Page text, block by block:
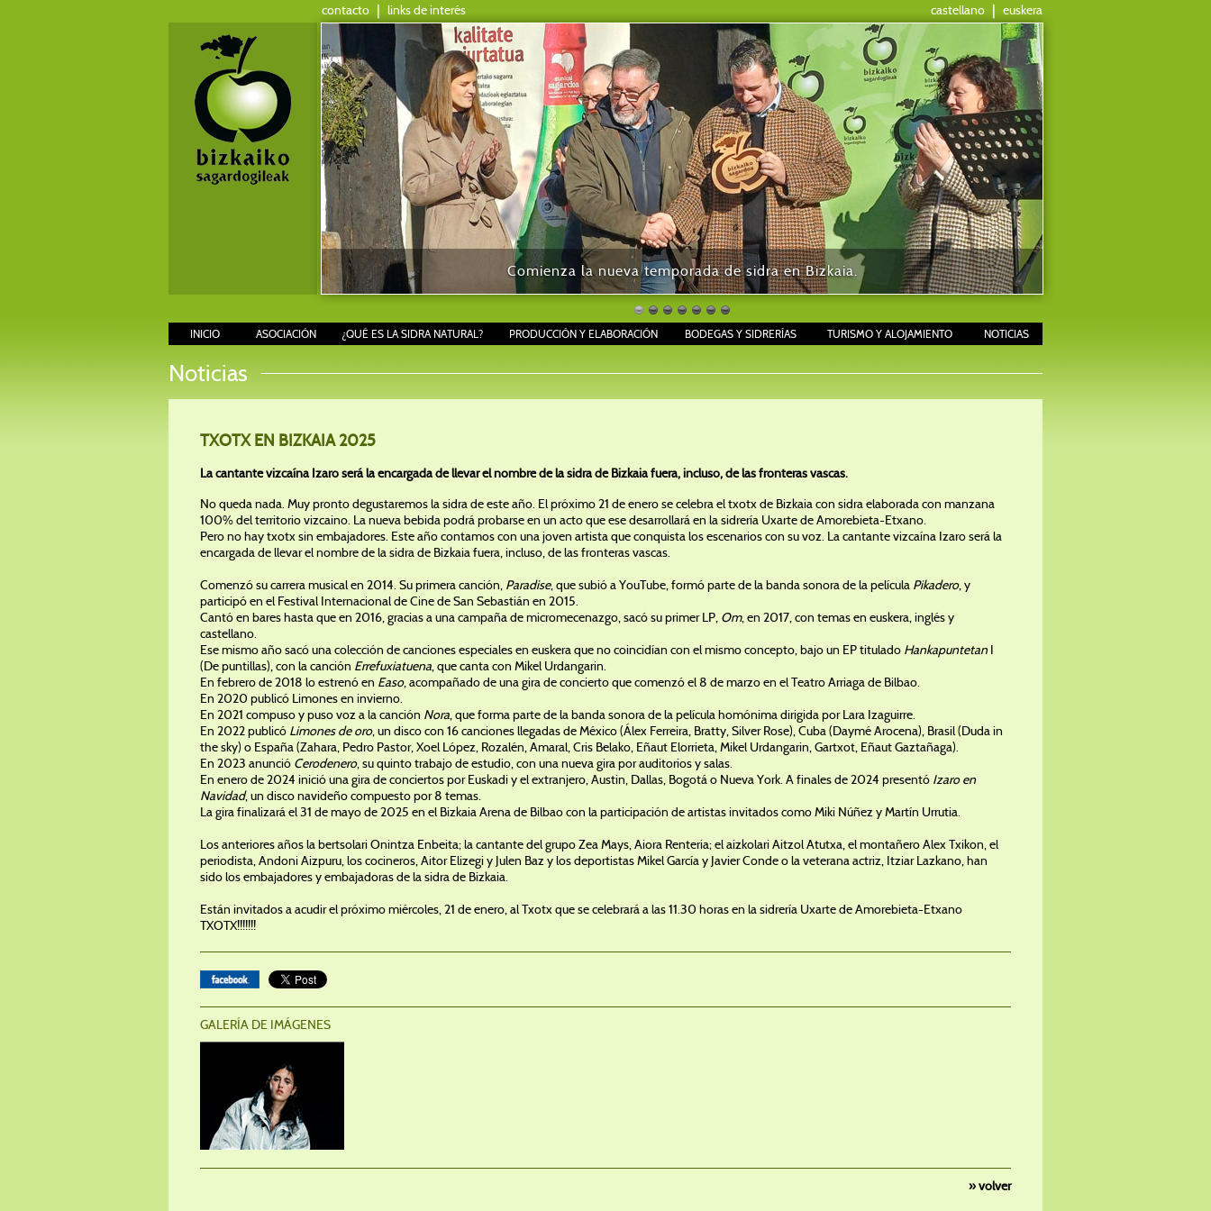
contacto | links de interés castellano | euskera
Comienza la nueva temporada de sidra en Bizkaia.
INICIO ASOCIACIÓN ¿QUÉ ES LA SIDRA NATURAL? PRODUCCIÓN Y ELABORACIÓN BODEGAS Y SIDRERÍAS TURISMO Y ALOJAMIENTO NOTICIAS
Noticias
TXOTX EN BIZKAIA 2025
La cantante vizcaína Izaro será la encargada de llevar el nombre de la sidra de Bizkaia fuera, incluso, de las fronteras vascas.
No queda nada. Muy pronto degustaremos la sidra de este año. El próximo 21 de enero se celebra el txotx de Bizkaia con sidra elaborada con manzana
100% del territorio vizcaino. La nueva bebida podrá probarse en un acto que ese desarrollará en la sidrería Uxarte de Amorebieta-Etxano.
Pero no hay txotx sin embajadores. Este año contamos con una joven artista que conquista los escenarios con su voz. La cantante vizcaína Izaro será la
encargada de llevar el nombre de la sidra de Bizkaia fuera, incluso, de las fronteras vascas.
Comenzó su carrera musical en 2014. Su primera canción, Paradise, que subió a YouTube, formó parte de la banda sonora de la película Pikadero, y
participó en el Festival Internacional de Cine de San Sebastián en 2015.
Cantó en bares hasta que en 2016, gracias a una campaña de micromecenazgo, sacó su primer LP, Om, en 2017, con temas en euskera, inglés y
castellano.
Ese mismo año sacó una colección de canciones especiales en euskera que no coincidían con el mismo concepto, bajo un EP titulado Hankapuntetan I
(De puntillas), con la canción Errefuxiatuena, que canta con Mikel Urdangarin.
En febrero de 2018 lo estrenó en Easo, acompañado de una gira de concierto que comenzó el 8 de marzo en el Teatro Arriaga de Bilbao.
En 2020 publicó Limones en invierno.
En 2021 compuso y puso voz a la canción Nora, que forma parte de la banda sonora de la película homónima dirigida por Lara Izaguirre.
En 2022 publicó Limones de oro, un disco con 16 canciones llegadas de México (Álex Ferreira, Bratty, Silver Rose), Cuba (Daymé Arocena), Brasil (Duda in
the sky) o España (Zahara, Pedro Pastor, Xoel López, Rozalén, Amaral, Cris Belako, Eñaut Elorrieta, Mikel Urdangarin, Gartxot, Eñaut Gaztañaga).
En 2023 anunció Cerodenero, su quinto trabajo de estudio, con una nueva gira por auditorios y salas.
En enero de 2024 inició una gira de conciertos por Euskadi y el extranjero, Austin, Dallas, Bogotá o Nueva York. A finales de 2024 presentó Izaro en
Navidad, un disco navideño compuesto por 8 temas.
La gira finalizará el 31 de mayo de 2025 en el Bizkaia Arena de Bilbao con la participación de artistas invitados como Miki Núñez y Martín Urrutia.
Los anteriores años la bertsolari Onintza Enbeita; la cantante del grupo Zea Mays, Aiora Renteria; el aizkolari Aitzol Atutxa, el montañero Alex Txikon, el
periodista, Andoni Aizpuru, los cocineros, Aitor Elizegi y Julen Baz y los deportistas Mikel García y Javier Conde o la veterana actriz, Itziar Lazkano, han
sido los embajadores y embajadoras de la sidra de Bizkaia.
Están invitados a acudir el próximo miércoles, 21 de enero, al Txotx que se celebrará a las 11.30 horas en la sidrería Uxarte de Amorebieta-Etxano
TXOTX!!!!!!!
GALERÍA DE IMÁGENES
» volver